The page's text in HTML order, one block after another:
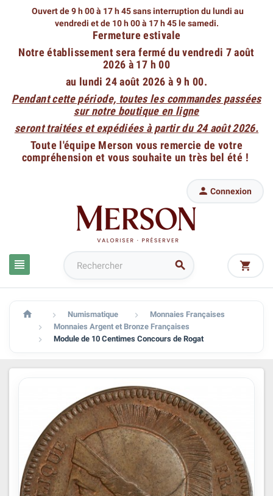
Ouvert de 9 h 00 à 17 h 45 sans interruption du lundi au
vendredi et de 10 h 00 à 17 h 45 le samedi.
Fermeture estivale
Notre établissement sera fermé du vendredi 7 août
2026 à 17 h 00
au lundi 24 août 2026 à 9 h 00.
Pendant cette période, toutes les commandes passées
sur notre boutique en ligne
seront traitées et expédiées à partir du 24 août 2026.
Toute l'équipe Merson vous remercie de votre
compréhension et vous souhaite un très bel été !
 
 Connexion

  Numismatique  Monnaies Françaises
 Monnaies Argent et Bronze Françaises
 Module de 10 Centimes Concours de Rogat